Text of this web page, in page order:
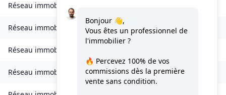
Réseau immobilier
Réseau immobilier Chessy( 77700)
Réseau immobilier
Réseau immobilier Compans(77290 )
Bonjour 👋,
Vous êtes un professionnel de
l'immobilier ?
🔥 Percevez 100% de vos
commissions dès la première
vente sans condition.